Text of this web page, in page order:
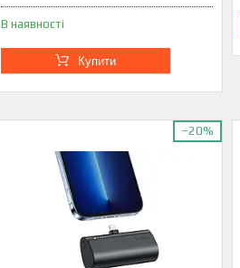
В наявності
Купити
–20%